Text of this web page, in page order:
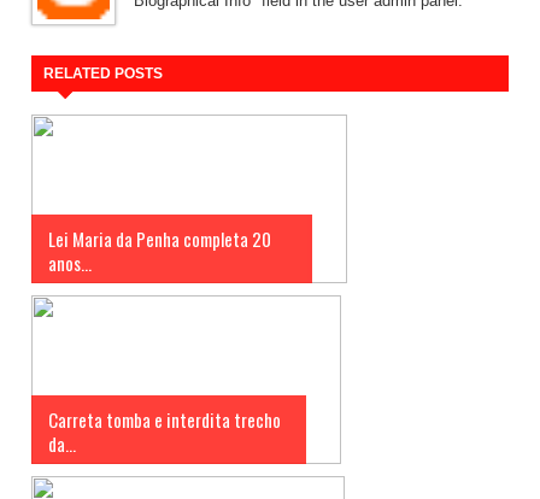
RELATED POSTS
Lei Maria da Penha completa 20
anos...
Carreta tomba e interdita trecho
da...